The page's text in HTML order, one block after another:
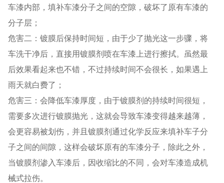
车漆内部，填补车漆分子之间的空隙，破坏了原有车漆的
分子层；
危害二：镀膜后保持时间短，由于少了抛光这一步骤，将
车洗干净后，直接用镀膜剂喷在车漆上进行擦拭。虽然最
后效果看起来也不错，不过持续时间不会很长，如果遇上
雨天就白费了；
危害三：会降低车漆厚度，由于镀膜剂的持续时间很短，
需要多次进行镀膜抛光，这就会导致车漆变得越来越薄，
会更容易被划伤，并且镀膜剂通过化学反应来填补车子分
子之间的间隙，这样会破坏原有的车漆分子，除此之外，
当镀膜剂渗入车漆后，因收缩比的不同，会对车漆造成机
械式拉伤。